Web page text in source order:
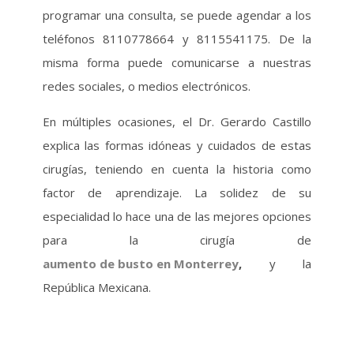
programar una consulta, se puede agendar a los
teléfonos 8110778664 y 8115541175. De la
misma forma puede comunicarse a nuestras
redes sociales, o medios electrónicos.
En múltiples ocasiones, el Dr. Gerardo Castillo
explica las formas idóneas y cuidados de estas
cirugías, teniendo en cuenta la historia como
factor de aprendizaje. La solidez de su
especialidad lo hace una de las mejores opciones
para la cirugía de
aumento de busto en Monterrey, y la
República Mexicana.